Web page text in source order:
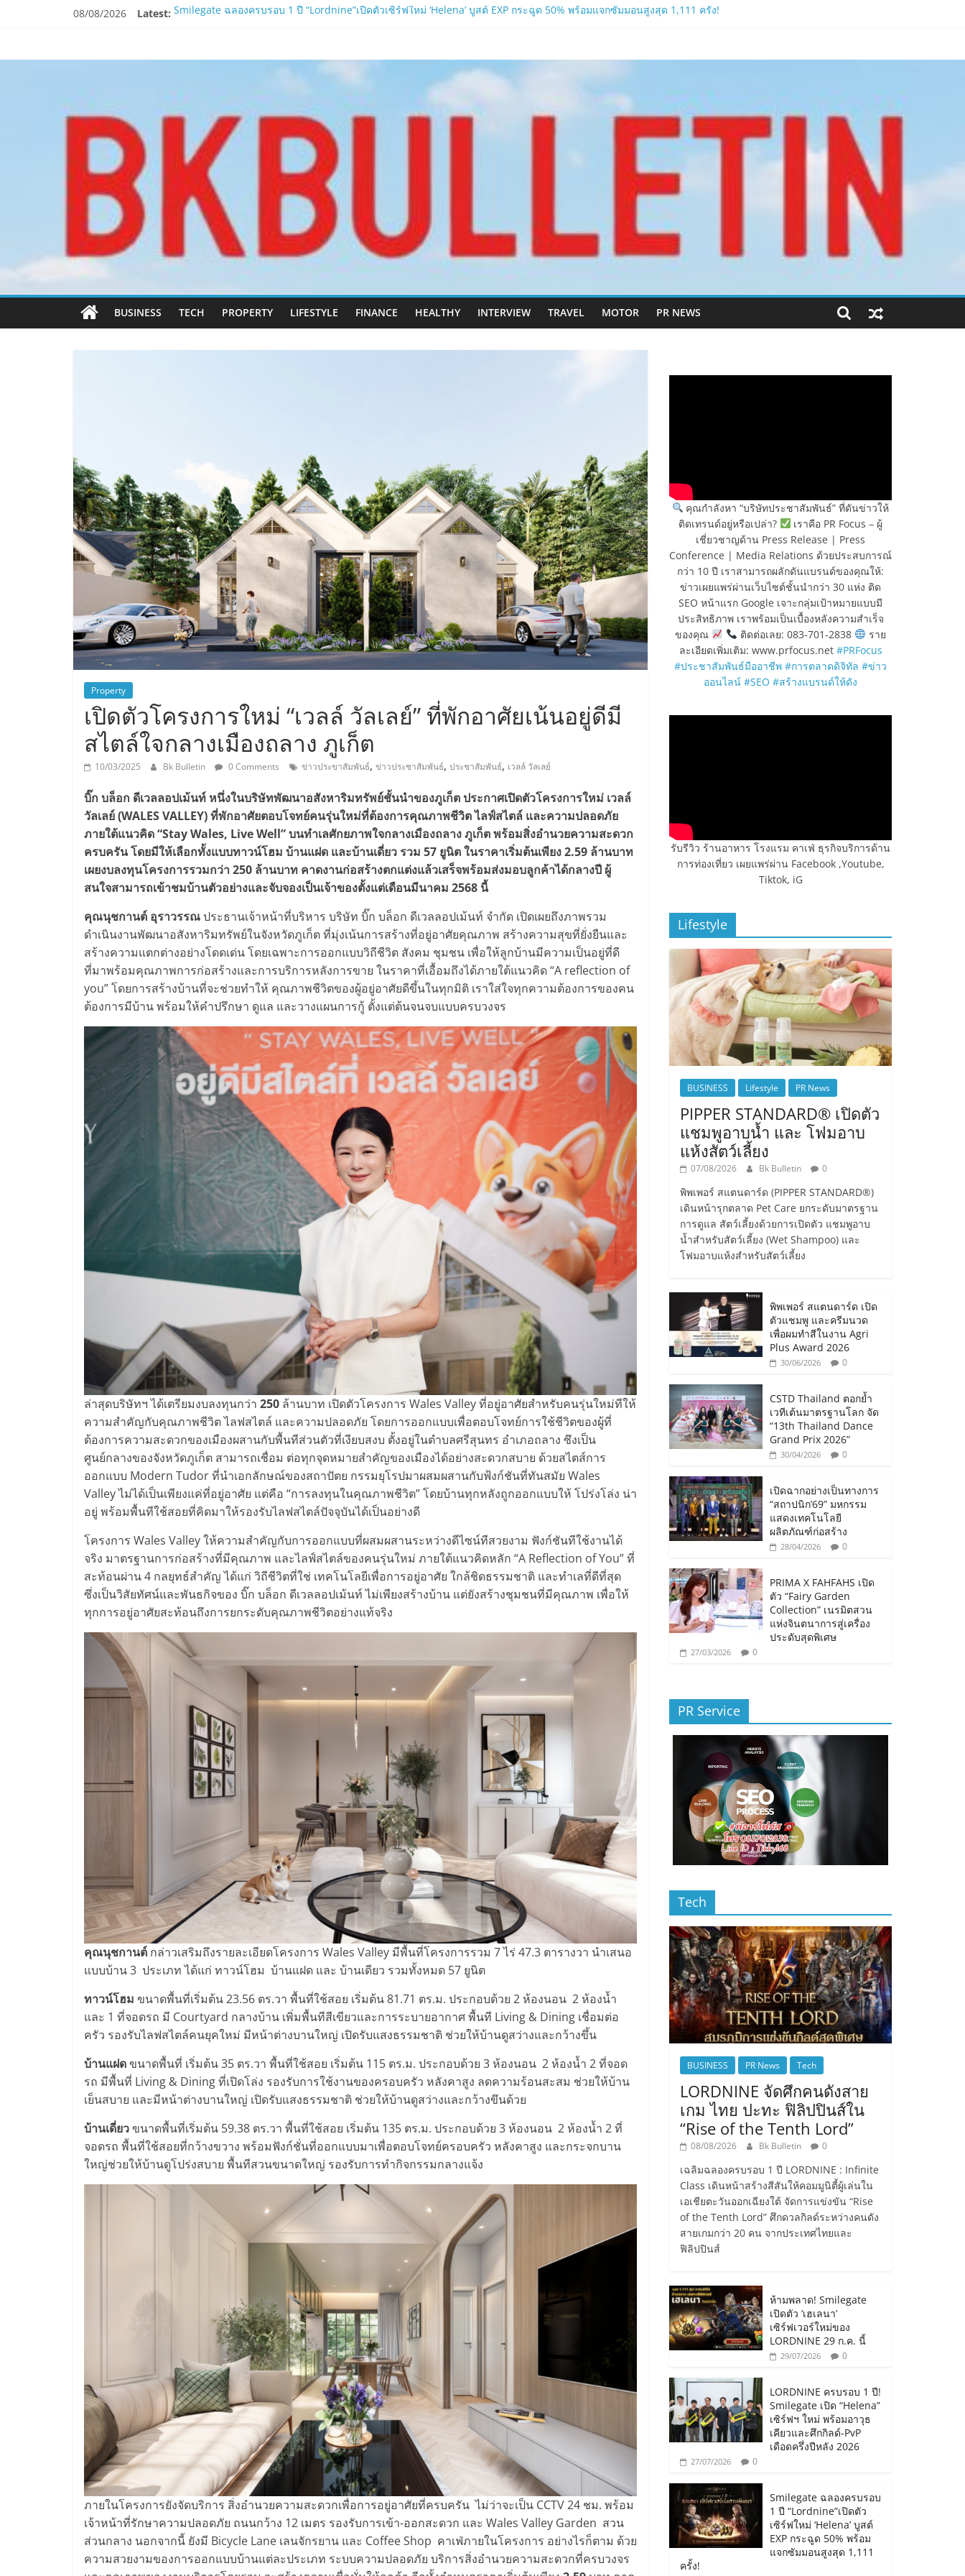
08/08/2026 Latest: Smilegate ฉลองครบรอบ 1 ปี “Lordnine”เปิดตัวเซิร์ฟใหม่ ‘Helena’ บูสต์ EXP กระฉูด 50% พร้อมแจกซัมมอนสูงสุด 1,111 ครั้ง!
ห้ามพลาด! Smilegate เปิดตัว ‘เฮเลนา’ เซิร์ฟเวอร์ใหม่ของ LORDNINE 29 ก.ค. นี้
LORDNINE ครบรอบ 1 ปี! Smilegate เปิด “Helena” เซิร์ฟฯ ใหม่ พร้อมอาวุธเคียวและศึกกิลด์-PvP เดือดครึ่งปีหลัง 2026
www.bkbulletin.com
ข่าว
ครบ
ด้าน
BUSINESS TECH PROPERTY LIFESTYLE FINANCE HEALTHY INTERVIEW TRAVEL MOTOR PR NEWS
Property
เปิดตัวโครงการใหม่ “เวลล์ วัลเลย์” ที่พักอาศัยเน้นอยู่ดีมี
สไตล์ใจกลางเมืองถลาง ภูเก็ต
10/03/2025 Bk Bulletin 0 Comments ข่าวประขาสัมพันธ์, ข่าวประชาสัมพันธ์, ประชาสัมพันธ์, เวลล์ วัลเลย์
บิ๊ก บล็อก ดีเวลลอปเม้นท์ หนึ่งในบริษัทพัฒนาอสังหาริมทรัพย์ชั้นนำของภูเก็ต ประกาศเปิดตัวโครงการใหม่ เวลล์
วัลเลย์ (WALES VALLEY) ที่พักอาศัยตอบโจทย์คนรุ่นใหม่ที่ต้องการคุณภาพชีวิต ไลฟ์สไตล์ และความปลอดภัย
ภายใต้แนวคิด “Stay Wales, Live Well” บนทำเลศักยภาพใจกลางเมืองถลาง ภูเก็ต พร้อมสิ่งอำนวยความสะดวก
ครบครัน โดยมีให้เลือกทั้งแบบทาวน์โฮม บ้านแฝด และบ้านเดี่ยว รวม 57 ยูนิต ในราคาเริ่มต้นเพียง 2.59 ล้านบาท
เผยงบลงทุนโครงการรวมกว่า 250 ล้านบาท คาดงานก่อสร้างตกแต่งแล้วเสร็จพร้อมส่งมอบลูกค้าได้กลางปี ผู้
สนใจสามารถเข้าชมบ้านตัวอย่างและจับจองเป็นเจ้าของตั้งแต่เดือนมีนาคม 2568 นี้
คุณนุชกานต์ อุราวรรณประธานเจ้าหน้าที่บริหาร บริษัท บิ๊ก บล็อก ดีเวลลอปเม้นท์ จำกัด เปิดเผยถึงภาพรวม
ดำเนินงานพัฒนาอสังหาริมทรัพย์ในจังหวัดภูเก็ต ที่มุ่งเน้นการสร้างที่อยู่อาศัยคุณภาพ สร้างความสุขที่ยั่งยืนและ
สร้างความแตกต่างอย่างโดดเด่น โดยเฉพาะการออกแบบวิถีชีวิต สังคม ชุมชน เพื่อให้ลูกบ้านมีความเป็นอยู่ที่ดี
ที่มาพร้อมคุณภาพการก่อสร้างและการบริการหลังการขาย ในราคาที่เอื้อมถึงได้ภายใต้แนวคิด “A reflection of
you” โดยการสร้างบ้านที่จะช่วยทำให้ คุณภาพชีวิตของผู้อยู่อาศัยดีขึ้นในทุกมิติ เราใส่ใจทุกความต้องการของคน
ต้องการมีบ้าน พร้อมให้คําปรึกษา ดูแล และวางแผนการกู้ ตั้งแต่ต้นจนจบแบบครบวงจร
ล่าสุดบริษัทฯ ได้เตรียมงบลงทุนกว่า 250 ล้านบาท เปิดตัวโครงการ Wales Valley ที่อยู่อาศัยสําหรับคนรุ่นใหม่ทีให้
ความสําคัญกับคุณภาพชีวิต ไลฟสไตล์ และความปลอดภัย โดยการออกแบบเพื่อตอบโจทย์การใช้ชีวิตของผู้ที่
ต้องการความสะดวกของเมืองผสานกับพื้นทีส่วนตัวที่เงียบสงบ ตั้งอยู่ในตําบลศรีสุนทร อําเภอถลาง ซึงเป็น
ศูนย์กลางของจังหวัดภูเก็ต สามารถเชื่อม ต่อทุกจุดหมายสําคัญของเมืองได้อย่างสะดวกสบาย ด้วยสไตส์การ
ออกแบบ Modern Tudor ที่นําเอกลักษณ์ของสถาปัตย กรรมยุโรปมาผสมผสานกับฟ้งก์ชันที่ทันสมัย Wales
Valley ไม่ได้เป็นเพียงแค่ที่อยู่อาศัย แต่คือ “การลงทุนในคุณภาพชีวิต” โดยบ้านทุกหลังถูกออกแบบให้ โปร่งโล่ง น่า
อยู่ พร้อมพื้นทีใช้สอยที่คิดมาให้รองรับไลฟสไตล์ปัจจุบันได้เป็นอย่างดี
โครงการ Wales Valley ให้ความสําคัญกับการออกแบบที่ผสมผสานระหว่างดีไซน์ทีสวยงาม ฟังก์ชันทีใช้งานได้
จริง มาตรฐานการก่อสร้างที่มีคุณภาพ และไลฟ์สไตล์ของคนรุ่นใหม่ ภายใต้แนวคิดหลัก “A Reflection of You” ที่
สะท้อนผ่าน 4 กลยุทธ์สําคัญ ได้แก่ วิถีชีวิตที่ใช่ เทคโนโลยีเพื่อการอยู่อาศัย ใกล้ชิดธรรมชาติ และทําเลที่ดีที่สุด
ซึ่งเป็นวิสัยทัศน์และพันธกิจของ บิ๊ก บล็อก ดีเวลลอปเม้นท์ ไม่เพียงสร้างบ้าน แต่ยังสร้างชุมชนที่มีคุณภาพ เพื่อให้
ทุกการอยู่อาศัยสะท้อนถึงการยกระดับคุณภาพชีวิตอย่างแท้จริง
คุณนุชกานต์ กล่าวเสริมถึงรายละเอียดโครงการ Wales Valley มีพื้นที่โครงการรวม 7 ไร่ 47.3 ตารางวา นำเสนอ
แบบบ้าน 3 ประเภท ได้แก่ ทาวน์โฮม บ้านแฝด และ บ้านเดียว รวมทั้งหมด 57 ยูนิต
ทาวน์โฮม ขนาดพื้นที่เริ่มต้น 23.56 ตร.วา พื้นที่ใช้สอย เริ่มต้น 81.71 ตร.ม. ประกอบด้วย 2 ห้องนอน 2 ห้องน้ำ
และ 1 ที่จอดรถ มี Courtyard กลางบ้าน เพิ่มพื้นทีสีเขียวและการระบายอากาศ พื้นที Living & Dining เชื่อมต่อ
ครัว รองรับไลฟสไตล์คนยุคใหม่ มีหน้าต่างบานใหญ่ เปิดรับแสงธรรมชาติ ช่วยให้บ้านดูสว่างและกว้างขึ้น
บ้านแฝดขนาดพื้นที่ เริ่มต้น 35 ตร.วา พื้นที่ใช้สอย เริ่มต้น 115 ตร.ม. ประกอบด้วย 3 ห้องนอน 2 ห้องน้ำ 2 ที่จอด
รถ มีพื้นที่ Living & Dining ที่เปิดโล่ง รองรับการใช้งานของครอบครัว หลังคาสูง ลดความร้อนสะสม ช่วยให้บ้าน
เย็นสบาย และมีหน้าต่างบานใหญ่ เปิดรับแสงธรรมชาติ ช่วยให้บ้านดูสว่างและกว้างขึนด้วย
บ้านเดี่ยวขนาดพื้นที่เริ่มต้น 59.38 ตร.วา พื้นที่ใช้สอย เริ่มต้น 135 ตร.ม. ประกอบด้วย 3 ห้องนอน 2 ห้องน้ำ 2 ที่
จอดรถ พื้นที่ใช้สอยที่กว้างขวาง พร้อมฟังก์ชั่นที่ออกแบบมาเพื่อตอบโจทย์ครอบครัว หลังคาสูง และกระจกบาน
ใหญ่ช่วยให้บ้านดูโปร่งสบาย พื้นทีสวนขนาดใหญ่ รองรับการทํากิจกรรมกลางแจ้ง
ภายในโครงการยังจัดบริการ สิ่งอำนวยความสะดวกเพื่อการอยู่อาศัยที่ครบครัน ไม่ว่าจะเป็น CCTV 24 ชม. พร้อม
เจ้าหน้าที่รักษาความปลอดภัย ถนนกว้าง 12 เมตร รองรับการเข้า-ออกสะดวก และ Wales Valley Garden สวน
ส่วนกลาง นอกจากนี้ ยังมี Bicycle Lane เลนจักรยาน และ Coffee Shop คาเฟ่ภายในโครงการ อย่างไรก็ตาม ด้วย
ความสวยงามของการออกแบบบ้านแต่ละประเภท ระบบความปลอดภัย บริการสิ่งอำนวยความสะดวกที่ครบวงจร
คุณกำลังหา “บริษัทประชาสัมพันธ์” ที่ดันข่าวให้
ติดเทรนด์อยู่หรือเปล่า?
เราคือ PR Focus – ผู้
เชี่ยวชาญด้าน Press Release | Press
Conference | Media Relations ด้วยประสบการณ์
กว่า 10 ปี เราสามารถผลักดันแบรนด์ของคุณให้:
ข่าวเผยแพร่ผ่านเว็บไซต์ชั้นนำกว่า 30 แห่ง ติด
SEO หน้าแรก Google เจาะกลุ่มเป้าหมายแบบมี
ประสิทธิภาพ เราพร้อมเป็นเบื้องหลังความสำเร็จ
ของคุณ
ติดต่อเลย: 083-701-2838
ราย
ละเอียดเพิ่มเติม: www.prfocus.net #PRFocus
#ประชาสัมพันธ์มืออาชีพ #การตลาดดิจิทัล #ข่าว
ออนไลน์ #SEO #สร้างแบรนด์ให้ดัง
รับรีวิว ร้านอาหาร โรงแรม คาเฟ่ ธุรกิจบริการด้าน
การท่องเที่ยว เผยแพร่ผ่าน Facebook ,Youtube,
Tiktok, iG
Lifestyle
BUSINESS Lifestyle PR News
PIPPER STANDARD® เปิดตัว
แชมพูอาบน้ำ และ โฟมอาบ
แห้งสัตว์เลี้ยง
07/08/2026 Bk Bulletin 0
พิพเพอร์ สแตนดาร์ด (PIPPER STANDARD®)
เดินหน้ารุกตลาด Pet Care ยกระดับมาตรฐาน
การดูแล สัตว์เลี้ยงด้วยการเปิดตัว แชมพูอาบ
น้ำสำหรับสัตว์เลี้ยง (Wet Shampoo) และ
โฟมอาบแห้งสำหรับสัตว์เลี้ยง
พิพเพอร์ สแตนดาร์ด เปิด
ตัวแชมพู และครีมนวด
เพื่อผมทำสีในงาน Agri
Plus Award 2026
30/06/2026 0
CSTD Thailand ตอกย้ำ
เวทีเต้นมาตรฐานโลก จัด
“13th Thailand Dance
Grand Prix 2026”
30/04/2026 0
เปิดฉากอย่างเป็นทางการ
“สถาปนิก’69” มหกรรม
แสดงเทคโนโลยี
ผลิตภัณฑ์ก่อสร้าง
28/04/2026 0
PRIMA X FAHFAHS เปิด
ตัว “Fairy Garden
Collection” เนรมิตสวน
แห่งจินตนาการสู่เครื่อง
ประดับสุดพิเศษ
27/03/2026 0
PR Service
Tech
BUSINESS PR News Tech
LORDNINE จัดศึกคนดังสาย
เกม ไทย ปะทะ ฟิลิปปินส์ใน
“Rise of the Tenth Lord”
08/08/2026 Bk Bulletin 0
เฉลิมฉลองครบรอบ 1 ปี LORDNINE : Infinite
Class เดินหน้าสร้างสีสันให้คอมมูนิตี้ผู้เล่นใน
เอเชียตะวันออกเฉียงใต้ จัดการแข่งขัน “Rise
of the Tenth Lord” ศึกดวลกิลด์ระหว่างคนดัง
สายเกมกว่า 20 คน จากประเทศไทยและ
ฟิลิปปินส์
ห้ามพลาด! Smilegate
เปิดตัว ‘เฮเลนา’
เซิร์ฟเวอร์ใหม่ของ
LORDNINE 29 ก.ค. นี้
29/07/2026 0
LORDNINE ครบรอบ 1 ปี!
Smilegate เปิด “Helena”
เซิร์ฟฯ ใหม่ พร้อมอาวุธ
เคียวและศึกกิลด์-PvP
เดือดครึ่งปีหลัง 2026
27/07/2026 0
Smilegate ฉลองครบรอบ
1 ปี “Lordnine”เปิดตัว
เซิร์ฟใหม่ ‘Helena’ บูสต์
EXP กระฉูด 50% พร้อม
แจกซัมมอนสูงสุด 1,111
ครั้ง!